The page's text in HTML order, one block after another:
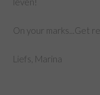
On your marks...Get
Liefs, Marina